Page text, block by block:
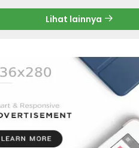
Lihat lainnya